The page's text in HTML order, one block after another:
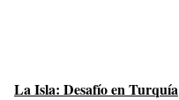
La Isla: Desafío en Turquía